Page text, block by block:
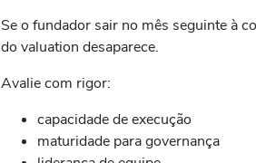
Se o fundador sair no mês seguinte à
do valuation desaparece.
Avalie com rigor:
capacidade de execução
maturidade para governança